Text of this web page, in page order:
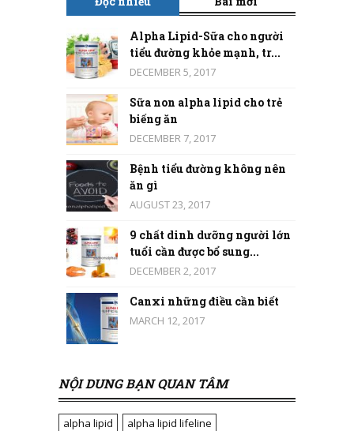
Alpha Lipid-Sữa cho người
tiểu đường khỏe mạnh, tr...
DECEMBER 5, 2017
Sữa non alpha lipid cho trẻ
biếng ăn
DECEMBER 7, 2017
Bệnh tiểu đường không nên
ăn gì
AUGUST 23, 2017
9 chất dinh dưỡng người lớn
tuổi cần được bổ sung...
DECEMBER 2, 2017
Canxi những điều cần biết
MARCH 12, 2017
NỘI DUNG BẠN QUAN TÂM
alpha lipid
alpha lipid lifeline